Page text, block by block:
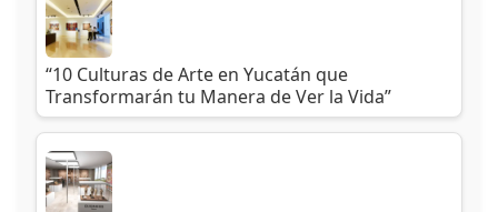
“10 Culturas de Arte en Yucatán que
Transformarán tu Manera de Ver la Vida”